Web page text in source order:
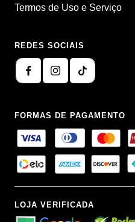
Termos de Uso e Serviço
REDES SOCIAIS
FORMAS DE PAGAMENTO
LOJA VERIFICADA